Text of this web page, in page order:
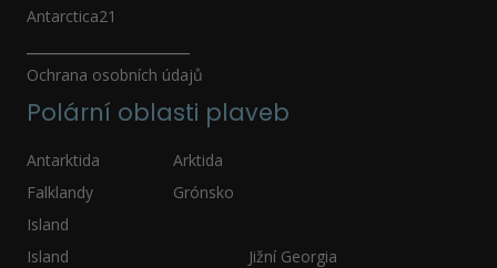
Antarctica21
Ochrana osobních údajů
Polární oblasti plaveb
Antarktida
Arktida
Falklandy
Grónsko
Island
Island
Jižní Georgia